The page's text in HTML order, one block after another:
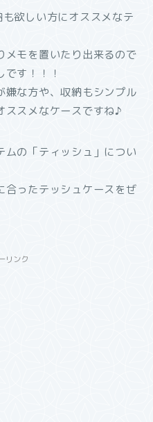
欲しい方にオススメなテ
メモを置いたり出来るので
す！！！
嫌な方や、収納もシンプル
ススメなケースですね♪
ムの「ティッシュ」につい
合ったテッシュケースをぜ
リンク